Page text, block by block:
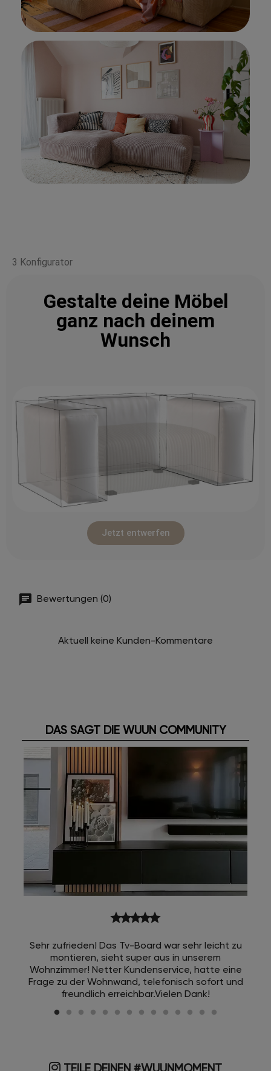
3 Konfigurator
Gestalte deine Möbel
ganz nach deinem
Wunsch
Jetzt entwerfen
Bewertungen (0)
Aktuell keine Kunden-Kommentare
DAS SAGT DIE WUUN COMMUNITY
starstarstarstarstar
Sehr zufrieden! Das Tv-Board war sehr leicht zu
montieren, sieht super aus in unserem
Wohnzimmer! Netter Kundenservice, hatte eine
Frage zu der Wohnwand, telefonisch sofort und
freundlich erreichbar.Vielen Dank!